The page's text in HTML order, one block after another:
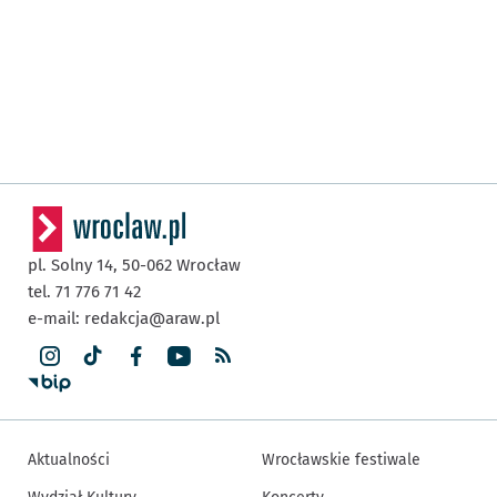
pl. Solny 14, 50-062 Wrocław
tel. 71 776 71 42
e-mail: redakcja@araw.pl
Aktualności
Wrocławskie festiwale